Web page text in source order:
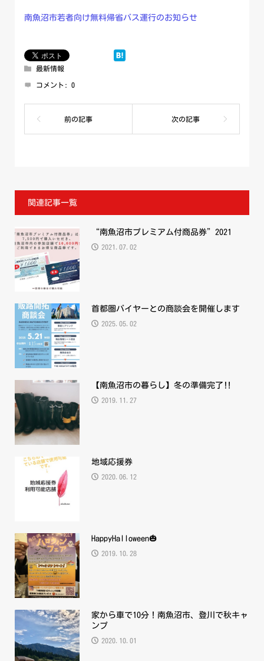
南魚沼市若者向け無料帰省バス運行のお知らせ
最新情報
コメント: 0
関連記事一覧
“南魚沼市プレミアム付商品券”2021
2021.07.02
首都圏バイヤーとの商談会を開催します
2025.05.02
【南魚沼市の暮らし】冬の準備完了‼
2019.11.27
地域応援券
2020.06.12
HappyHalloween🎃
2019.10.28
家から車で10分！南魚沼市、登川で秋キャ
ンプ
2020.10.01